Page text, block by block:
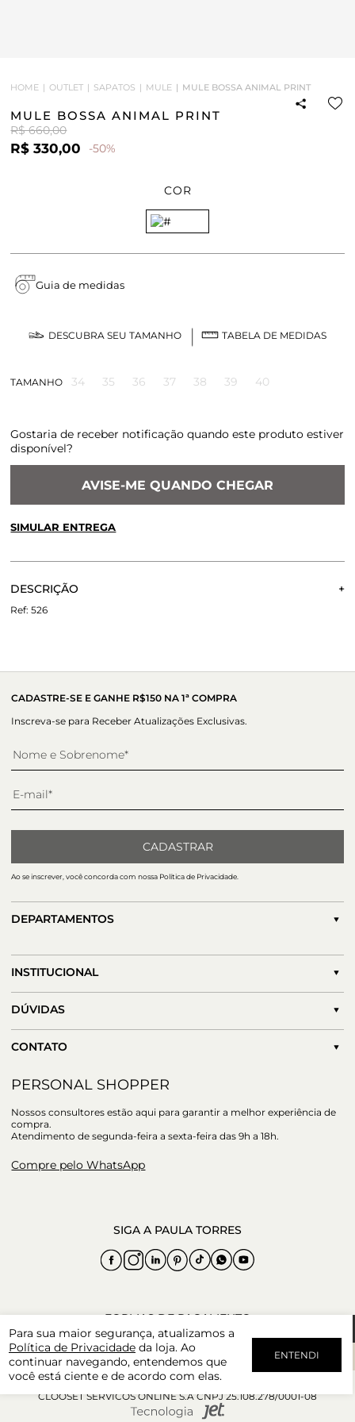
Para sua maior segurança, atualizamos a
Política de Privacidade da loja. Ao
continuar navegando, entendemos que
você está ciente e de acordo com elas.
ENTENDI
HOME OUTLET SAPATOS MULE MULE BOSSA ANIMAL PRINT
MULE BOSSA ANIMAL PRINT
R$ 660,00
R$ 330,00 -50%
COR
Guia de medidas
DESCUBRA SEU TAMANHO TABELA DE MEDIDAS
TAMANHO 34 35 36 37 38 39 40
Gostaria de receber notificação quando este produto estiver
disponível?
AVISE-ME QUANDO CHEGAR
SIMULAR ENTREGA
DESCRIÇÃO
modelo esclusivo da summer collab com patbo - patricia
up em qualquer look com uma mule elegante e prática.
526
CADASTRE-SE E GANHE R$150 NA 1ª COMPRA
Inscreva-se para Receber Atualizações Exclusivas.
CADASTRAR
Ao se inscrever, você concorda com nossa Política de Privacidade.
DEPARTAMENTOS
INSTITUCIONAL
DÚVIDAS
CONTATO
PERSONAL SHOPPER
Nossos consultores estão aqui para garantir a melhor experiência de
compra.
Atendimento de segunda-feira a sexta-feira das 9h a 18h.
Compre pelo WhatsApp
CLOOSET SERVICOS ONLINE S.A CNPJ 25.108.278/0001-08